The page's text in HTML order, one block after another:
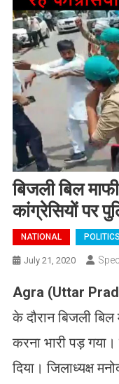
बिजली बिल
कांग्रेसियों पर
NATIONAL POLITICS
July 21, 2020
Agra (Uttar
के दौरान बिजली
करना भारी पड़
दिया। जिलाध्यक्ष